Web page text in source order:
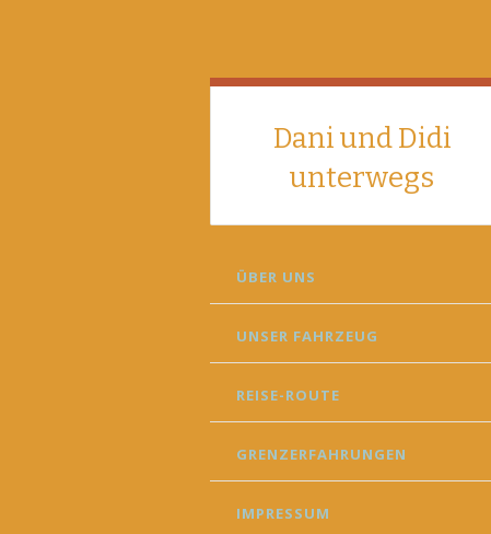
Dani und Didi
unterwegs
SKIP
TO
ÜBER UNS
UNSER FAHRZEUG
REISE-ROUTE
GRENZERFAHRUNGEN
IMPRESSUM